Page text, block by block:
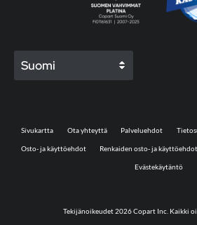
Suomi
Tekijänoikeudet 2026 Copart Inc. Kaikki
Sivukartta Ota yhteyttä Palveluehdot
Osto- ja käyttöehdot Renkaiden osto- ja käyttöehdot
Evästekäytäntö